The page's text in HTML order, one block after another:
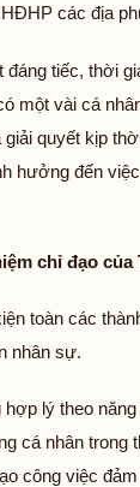
các địa
đáng tiếc, thời
một vài cá
quyết kịp
hưởng đến
chỉ đạo của
toàn các
nhân sự.
hợp lý theo
cá nhân trong
công việc